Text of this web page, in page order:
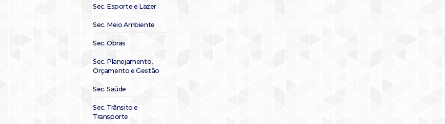
Sec. Esporte e Lazer
Sec. Meio Ambiente
Sec. Obras
Sec. Planejamento,
Orçamento e Gestão
Sec. Saúde
Sec. Trânsito e
Transporte